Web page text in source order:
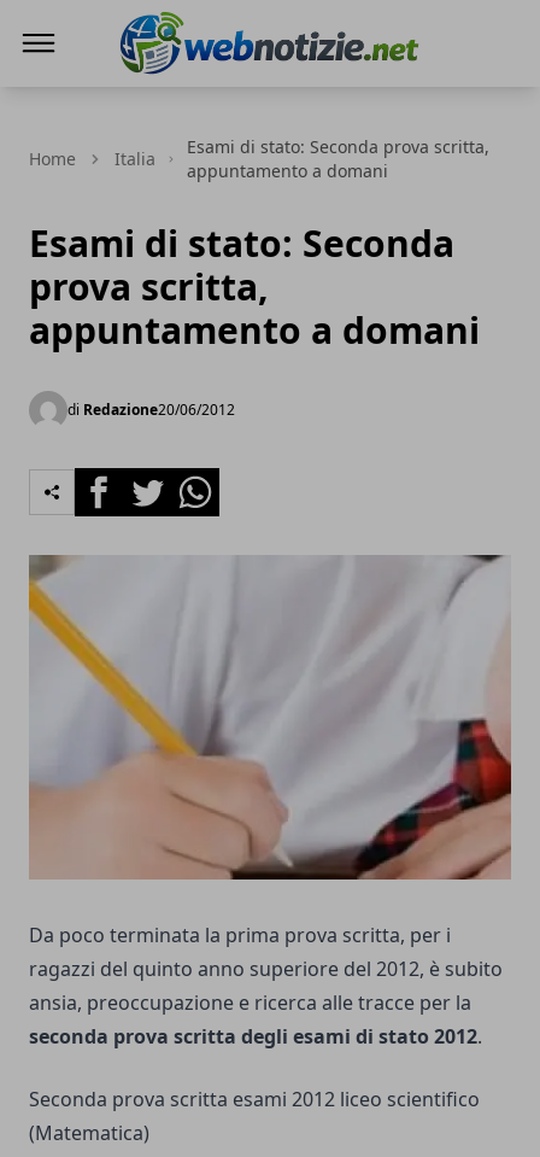
Home Italia
Esami di stato: Seconda prova scritta,
appuntamento a domani
Esami di stato: Seconda
prova scritta,
appuntamento a domani
di Redazione20/06/2012
FacebookTwitterWhatsapp
Da poco terminata la prima prova scritta, per i
ragazzi del quinto anno superiore del 2012, è subito
ansia, preoccupazione e ricerca alle tracce per la
seconda prova scritta degli esami di stato 2012.
Seconda prova scritta esami 2012 liceo scientifico
(Matematica)